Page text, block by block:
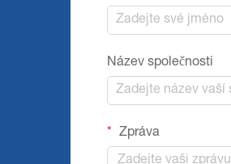
Název společnosti
Zpráva